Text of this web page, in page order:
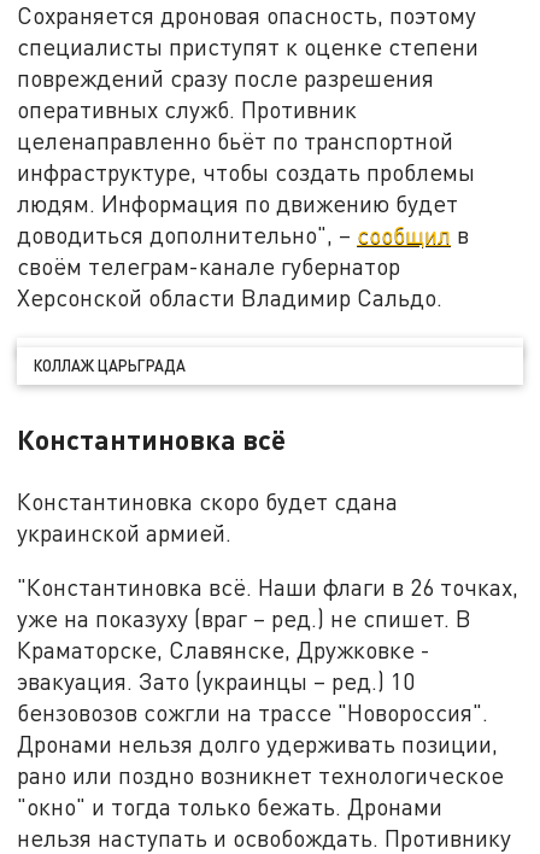
Сохраняется дроновая опасность, поэтому
специалисты приступят к оценке степени
повреждений сразу после разрешения
оперативных служб. Противник
целенаправленно бьёт по транспортной
инфраструктуре, чтобы создать проблемы
людям. Информация по движению будет
доводиться дополнительно", – сообщил в
своём телеграм-канале губернатор
Херсонской области Владимир Сальдо.
КОЛЛАЖ ЦАРЬГРАДА
Константиновка всё
Константиновка скоро будет сдана
украинской армией.
"Константиновка всё. Наши флаги в 26 точках,
уже на показуху (враг – ред.) не спишет. В
Краматорске, Славянске, Дружковке -
эвакуация. Зато (украинцы – ред.) 10
бензовозов сожгли на трассе "Новороссия".
Дронами нельзя долго удерживать позиции,
рано или поздно возникнет технологическое
"окно" и тогда только бежать. Дронами
нельзя наступать и освобождать. Противнику